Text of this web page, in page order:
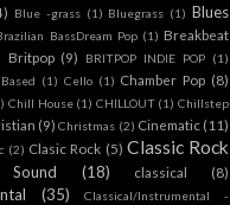
Blue -grass (1) Bluegrass (1) Blues
BassDream Pop (1) Breakbeat
Britpop (9) BRITPOP INDIE POP (1)
(1) Cello (1) Chamber Pop (8)
Chill House (1) CHILLOUT (1) Chillstep
(9) Christmas (2) Cinematic (11)
(2) Clasic Rock (5) Classic Rock
Sound (18) classical (8)
(35)
Classical/Instrumental -